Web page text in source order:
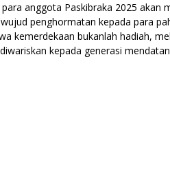
anggota Paskibraka 2025 akan
penghormatan kepada para
kemerdekaan bukanlah hadiah,
kepada generasi